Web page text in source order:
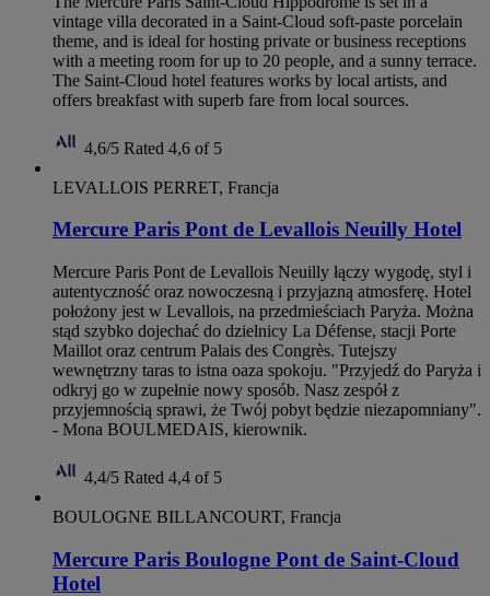
vintage villa decorated in a Saint-Cloud soft-paste porcelain
theme, and is ideal for hosting private or business receptions
with a meeting room for up to 20 people, and a sunny terrace.
The Saint-Cloud hotel features works by local artists, and
offers breakfast with superb fare from local sources.
4,6/5 Rated 4,6 of 5
LEVALLOIS PERRET, Francja
Mercure Paris Pont de Levallois Neuilly Hotel
Mercure Paris Pont de Levallois Neuilly łączy wygodę, styl i
autentyczność oraz nowoczesną i przyjazną atmosferę. Hotel
położony jest w Levallois, na przedmieściach Paryża. Można
stąd szybko dojechać do dzielnicy La Défense, stacji Porte
Maillot oraz centrum Palais des Congrès. Tutejszy
wewnętrzny taras to istna oaza spokoju. "Przyjedź do Paryża i
odkryj go w zupełnie nowy sposób. Nasz zespół z
przyjemnością sprawi, że Twój pobyt będzie niezapomniany".
- Mona BOULMEDAIS, kierownik.
4,4/5 Rated 4,4 of 5
BOULOGNE BILLANCOURT, Francja
Mercure Paris Boulogne Pont de Saint-Cloud
Hotel